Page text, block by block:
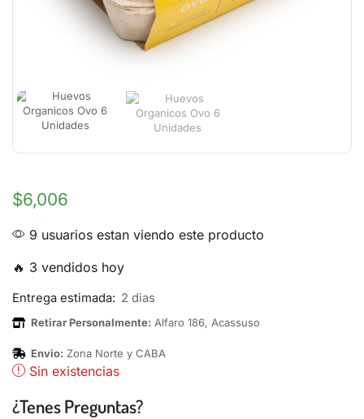
$6,006
9 usuarios estan viendo este producto
🔥 3 vendidos hoy
Entrega estimada: 2 dias
Retirar Personalmente: Alfaro 186, Acassuso
Envio: Zona Norte y CABA
Sin existencias
¿Tenes Preguntas?